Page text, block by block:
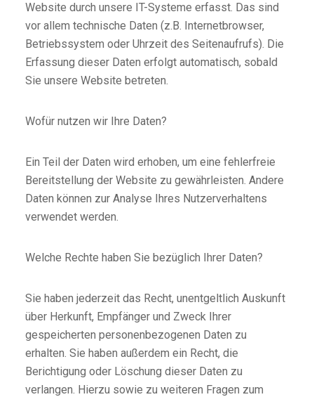
Website durch unsere IT-Systeme erfasst. Das sind
vor allem technische Daten (z.B. Internetbrowser,
Betriebssystem oder Uhrzeit des Seitenaufrufs). Die
Erfassung dieser Daten erfolgt automatisch, sobald
Sie unsere Website betreten.
Wofür nutzen wir Ihre Daten?
Ein Teil der Daten wird erhoben, um eine fehlerfreie
Bereitstellung der Website zu gewährleisten. Andere
Daten können zur Analyse Ihres Nutzerverhaltens
verwendet werden.
Welche Rechte haben Sie bezüglich Ihrer Daten?
Sie haben jederzeit das Recht, unentgeltlich Auskunft
über Herkunft, Empfänger und Zweck Ihrer
gespeicherten personenbezogenen Daten zu
erhalten. Sie haben außerdem ein Recht, die
Berichtigung oder Löschung dieser Daten zu
verlangen. Hierzu sowie zu weiteren Fragen zum